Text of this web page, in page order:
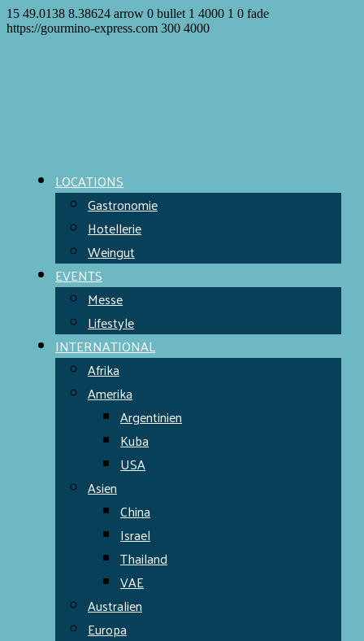
15 49.0138 8.38624 arrow 0 bullet 1 4000 1 0 fade
https://gourmino-express.com 300 4000
LOCATIONS
Gastronomie
Hotellerie
Weingut
EVENTS
Messe
Lifestyle
INTERNATIONAL
Afrika
Amerika
Argentinien
Kuba
USA
Asien
China
Israel
Thailand
VAE
Australien
Europa